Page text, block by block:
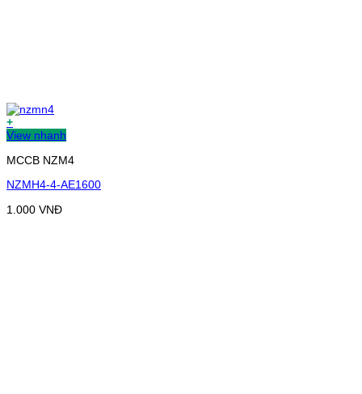
+
View nhanh
MCCB NZM4
NZMH4-4-AE1600
1.000 VNĐ